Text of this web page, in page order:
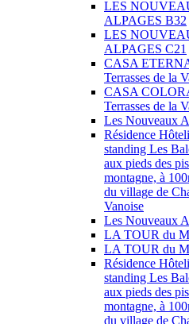
LES
ALPAGES B32
LES
ALPAGES C21
CASA
Terrasses de la
CASA
Terrasses de la
Les Nouveaux
Résidence
standing Les
aux pieds des
montagne, à
du village de
Vanoise
Les Nouveaux
LA TOUR du
LA TOUR du
Résidence
standing Les
aux pieds des
montagne, à
du village de